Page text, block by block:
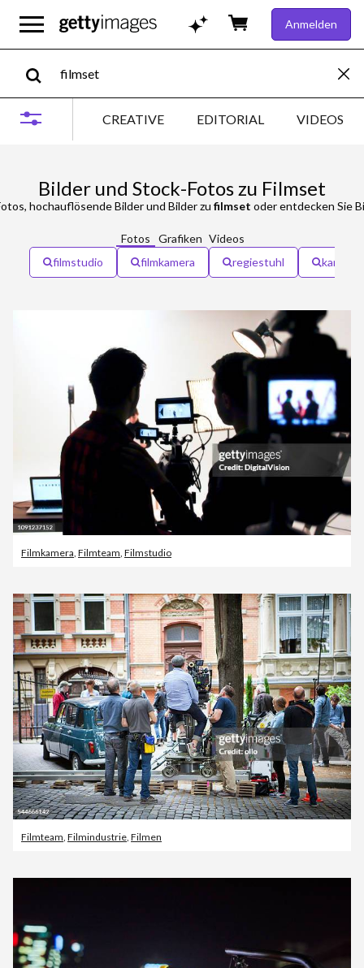
Anmelden
CREATIVE EDITORIAL VIDEOS
Bilder und Stock-Fotos zu Filmset
hochauflösende Bilder und Bilder zu filmset oder entdecken Sie
Fotos Grafiken Videos
filmstudio
filmkamera regiestuhl
Filmkamera, Filmteam, Filmstudio
Filmteam Filmindustrie Filmen